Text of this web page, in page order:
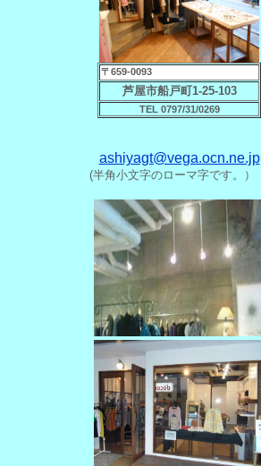
〒659-0093
芦屋市船戸町1-25-103
TEL 0797/31/0269
ashiyagt@vega.ocn.ne.jp
(半角小文字のローマ字です。）